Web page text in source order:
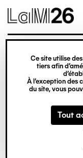
Gestion des
Ce site utilise
tiers afin
À l’exception des
du site, vous
Tout
contenu